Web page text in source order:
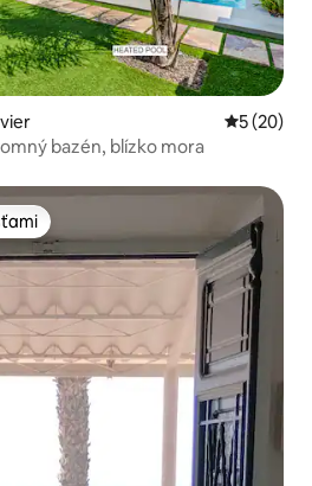
5 (20)
bazén, blízko mora